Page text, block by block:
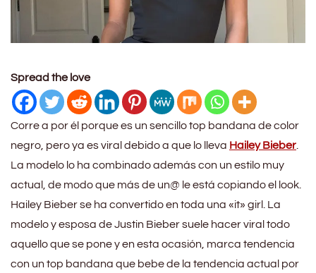
Spread the love
Corre a por él porque es un sencillo top bandana de color
negro, pero ya es viral debido a que lo lleva Hailey Bieber
La modelo lo ha combinado además con un estilo muy
actual, de modo que más de un@ le está copiando el look.
Hailey Bieber se ha convertido en toda una «it» girl. La
modelo y esposa de Justin Bieber suele hacer viral todo
aquello que se pone y en esta ocasión, marca tendencia
con un top bandana que bebe de la tendencia actual por